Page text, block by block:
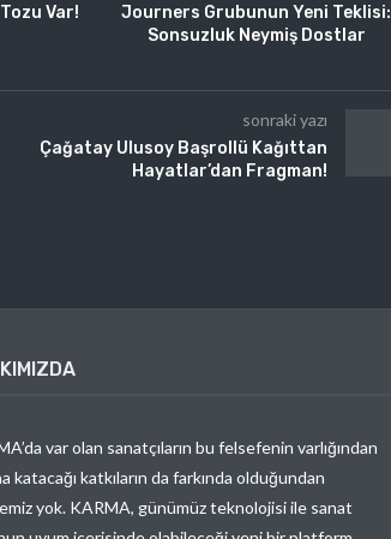
Var!
Journers Grubunun Yeni Teklisi:
Sonsuzluk Neymiş Dostlar
sonraki yazı
Çağatay Ulusoy Başrollü Kağıttan
Hayatlar’dan Fragman!
var olan sanatçıların bu felsefenin varlığından
katacağı katkıların da farkında olduğundan
yok. KARMA, günümüz teknolojisi ile sanat